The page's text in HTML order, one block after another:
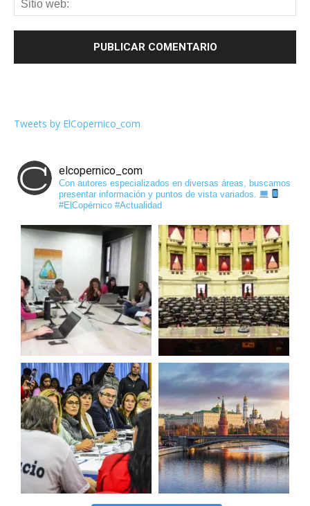
Tweets by ElCopernico_com
elcopernico_com
Con autores especializados en diversas áreas, buscamos
presentar información y puntos de vista variados.
#ElCopérnico #Actualidad